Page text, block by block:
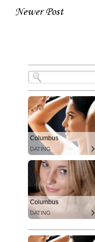
Newer Post
Columbus
DATING
Columbus
DATING